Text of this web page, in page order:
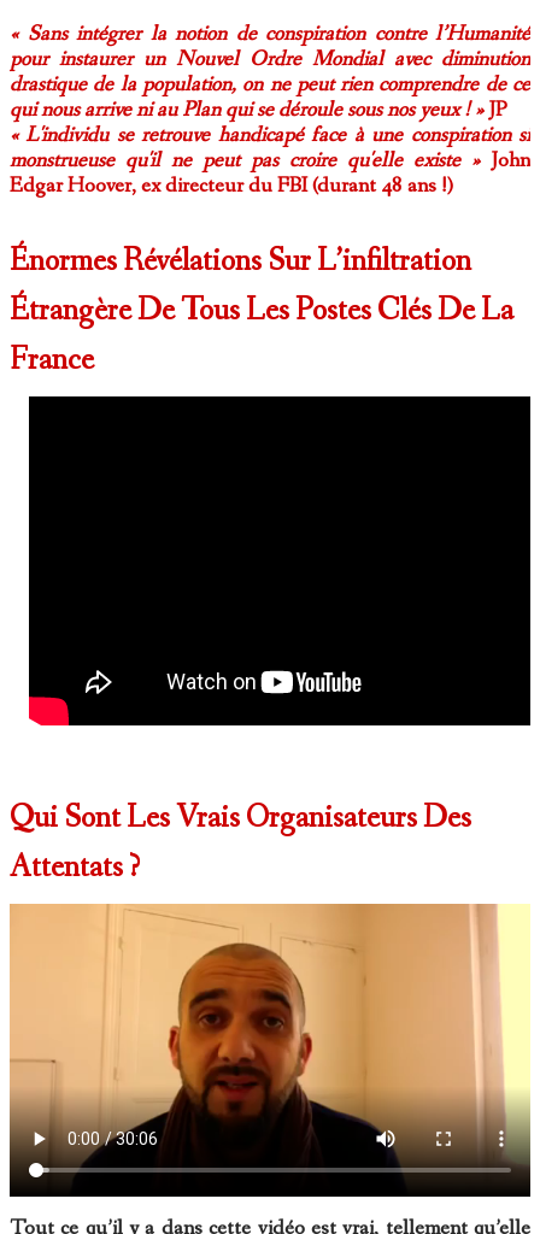
« Sans intégrer la notion de conspiration contre l’Humanité
pour instaurer un Nouvel Ordre Mondial avec diminution
drastique de la population, on ne peut rien comprendre de ce
qui nous arrive ni au Plan qui se déroule sous nos yeux ! »JP
« L'individu se retrouve handicapé face à une conspiration si
monstrueuse qu'il ne peut pas croire qu'elle existe » John
Edgar Hoover, ex directeur du FBI (durant 48 ans !)
Énormes Révélations Sur L’infiltration
Étrangère De Tous Les Postes Clés De La
France
Qui Sont Les Vrais Organisateurs Des
Attentats ?
Tout ce qu’il y a dans cette vidéo est vrai, tellement qu’elle